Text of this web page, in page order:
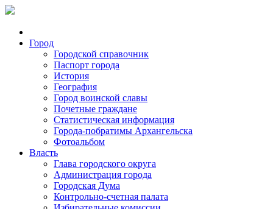
Город
Городской справочник
Паспорт города
История
География
Город воинской славы
Почетные граждане
Статистическая информация
Города-побратимы Архангельска
Фотоальбом
Власть
Глава городского округа
Администрация города
Городская Дума
Контрольно-счетная палата